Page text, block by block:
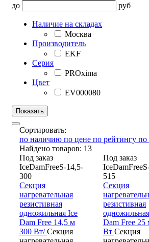
до
руб
Наличие на складах
Москва
Производитель
EKF
Серия
PROxima
Цвет
EV000080
Сортировать:
по наличию по цене по рейтингу по
Найдено товаров: 13
Под заказ
IceDamFreeS-14,5-
300
Секция
нагревательная
резистивная
одножильная Ice
Dam Free 14,5 м
300 Вт/Секция
Под заказ
515
Секция
резистивная
Dam Free 25
Вт Секция